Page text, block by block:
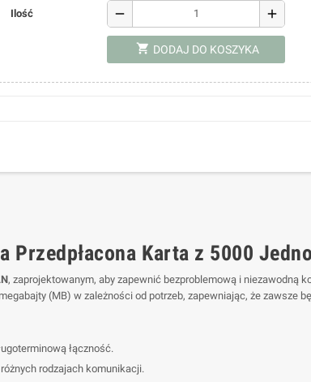
Ilość remove add
shopping_cart DODAJ DO KOSZYKA
Karta z 5000
, zaprojektowanym, aby zapewnić bezproblemową i niezawodną
(MB) w zależności od potrzeb, zapewniając, że zawsze
łączność.
rodzajach komunikacji.